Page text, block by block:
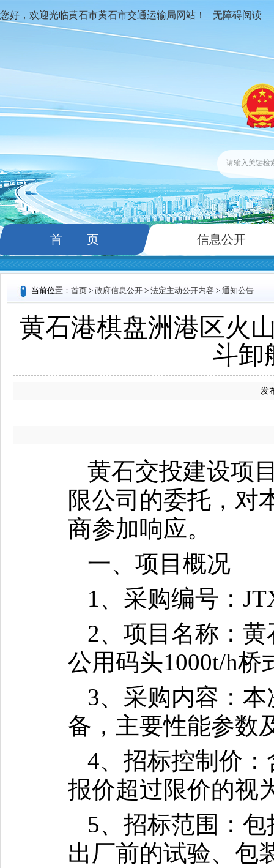
您好，欢迎光临黄石市黄石市交通运输局网站！ 无障碍阅读
首 页 信息公开
当前位置： 首页 > 政府信息公开 > 法定主动公开内容 > 通知公告
黄石港棋盘洲港区火
斗卸
发
黄石交投建设项
限公司的委托，对
商参加响应。
一、项目概况
1、采购编号：
2、项目名称：
公用码头1000t/h
3、采购内容：
备，主要性能参数
4、招标控制价：
报价超过限价的视
5、招标范围：
出厂前的试验、包